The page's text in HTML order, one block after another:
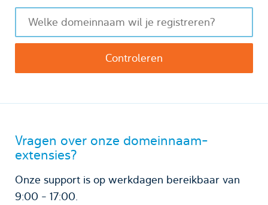
Vragen over onze domeinnaam-
extensies?
Onze support is op werkdagen bereikbaar van
9:00 - 17:00.